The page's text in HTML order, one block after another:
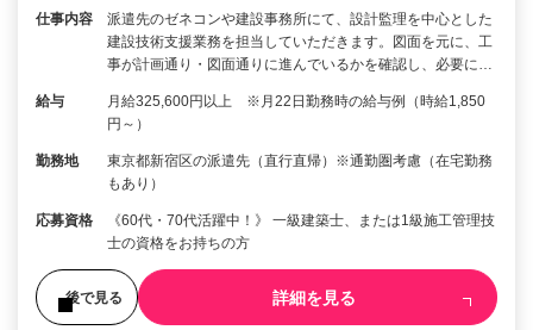
仕事内容
派遣先のゼネコンや建設事務所にて、設計監理を中心とした
建設技術支援業務を担当していただきます。図面を元に、工
事が計画通り・図面通りに進んでいるかを確認し、必要に…
給与
月給325,600円以上 ※月22日勤務時の給与例（時給1,850
円～）
勤務地
東京都新宿区の派遣先（直行直帰）※通勤圏考慮（在宅勤務
もあり）
応募資格
《60代・70代活躍中！》 一級建築士、または1級施工管理技
士の資格をお持ちの方
後で見る 詳細を見る